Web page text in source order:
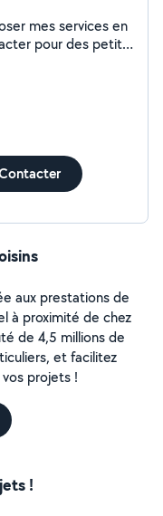
mes services en
pour des petit
aux prestations de
à proximité de chez
de 4,5 millions de
et facilitez
projets !
!